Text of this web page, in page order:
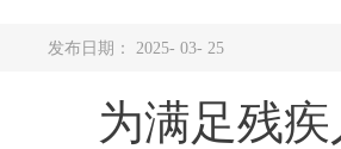
发布日期： 2025- 03- 25
为满足残